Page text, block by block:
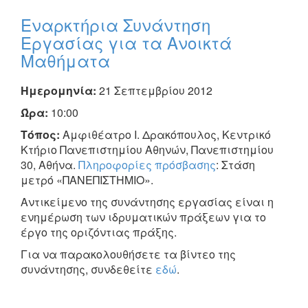
Εναρκτήρια Συνάντηση
Εργασίας για τα Ανοικτά
Μαθήματα
Ημερομηνία: 21 Σεπτεμβρίου 2012
Ώρα: 10:00
Τόπος: Αμφιθέατρο Ι. Δρακόπουλος, Κεντρικό
Κτήριο Πανεπιστημίου Αθηνών, Πανεπιστημίου
30, Αθήνα. Πληροφορίες πρόσβασης: Στάση
μετρό «ΠΑΝΕΠΙΣΤΗΜΙΟ».
Αντικείμενο της συνάντησης εργασίας είναι η
ενημέρωση των ιδρυματικών πράξεων για το
έργο της οριζόντιας πράξης.
Για να παρακολουθήσετε τα βίντεο της
συνάντησης, συνδεθείτε εδώ.